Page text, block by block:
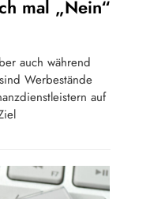
mal „Nein“
auch während
Werbestände
auf